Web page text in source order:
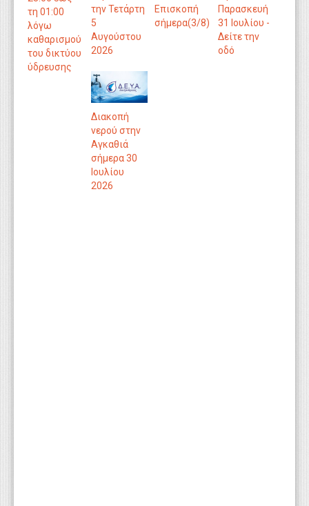
τη 01:00
λόγω
καθαρισμού
του δικτύου
ύδρευσης
την Τετάρτη
5
Αυγούστου
2026
Επισκοπή
σήμερα(3/8)
Παρασκευή
31 Ιουλίου -
Δείτε την
οδό
Διακοπή
νερού στην
Αγκαθιά
σήμερα 30
Ιουλίου
2026